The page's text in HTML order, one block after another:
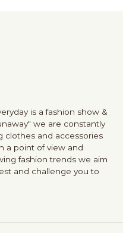
is a fashion show &
we are constantly
clothes and accessories
a point of view and
fashion trends we aim
and challenge you to